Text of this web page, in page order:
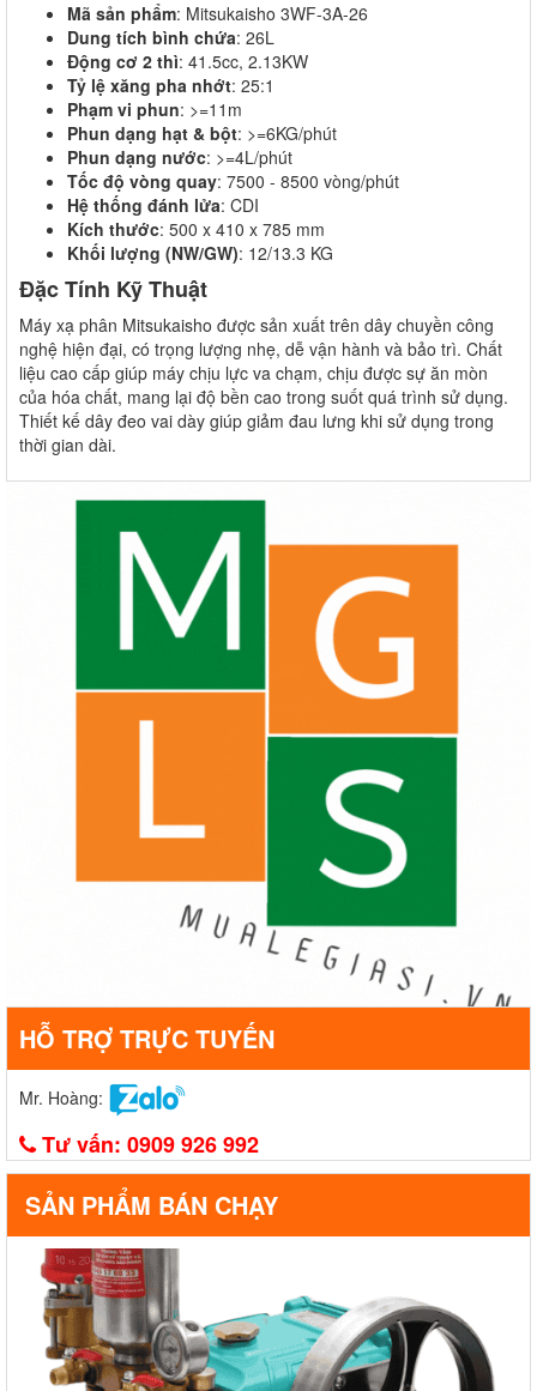
Mã sản phẩm: Mitsukaisho 3WF-3A-26
Dung tích bình chứa: 26L
Động cơ 2 thì: 41.5cc, 2.13KW
Tỷ lệ xăng pha nhớt: 25:1
Phạm vi phun: >=11m
Phun dạng hạt & bột: >=6KG/phút
Phun dạng nước: >=4L/phút
Tốc độ vòng quay: 7500 - 8500 vòng/phút
Hệ thống đánh lửa: CDI
Kích thước: 500 x 410 x 785 mm
Khối lượng (NW/GW): 12/13.3 KG
Đặc Tính Kỹ Thuật
Máy xạ phân Mitsukaisho được sản xuất trên dây chuyền công
nghệ hiện đại, có trọng lượng nhẹ, dễ vận hành và bảo trì. Chất
liệu cao cấp giúp máy chịu lực va chạm, chịu được sự ăn mòn
của hóa chất, mang lại độ bền cao trong suốt quá trình sử dụng.
Thiết kế dây đeo vai dày giúp giảm đau lưng khi sử dụng trong
thời gian dài.
HỖ TRỢ TRỰC TUYẾN
Mr. Hoàng:
Tư vấn: 0909 926 992
SẢN PHẨM BÁN CHẠY